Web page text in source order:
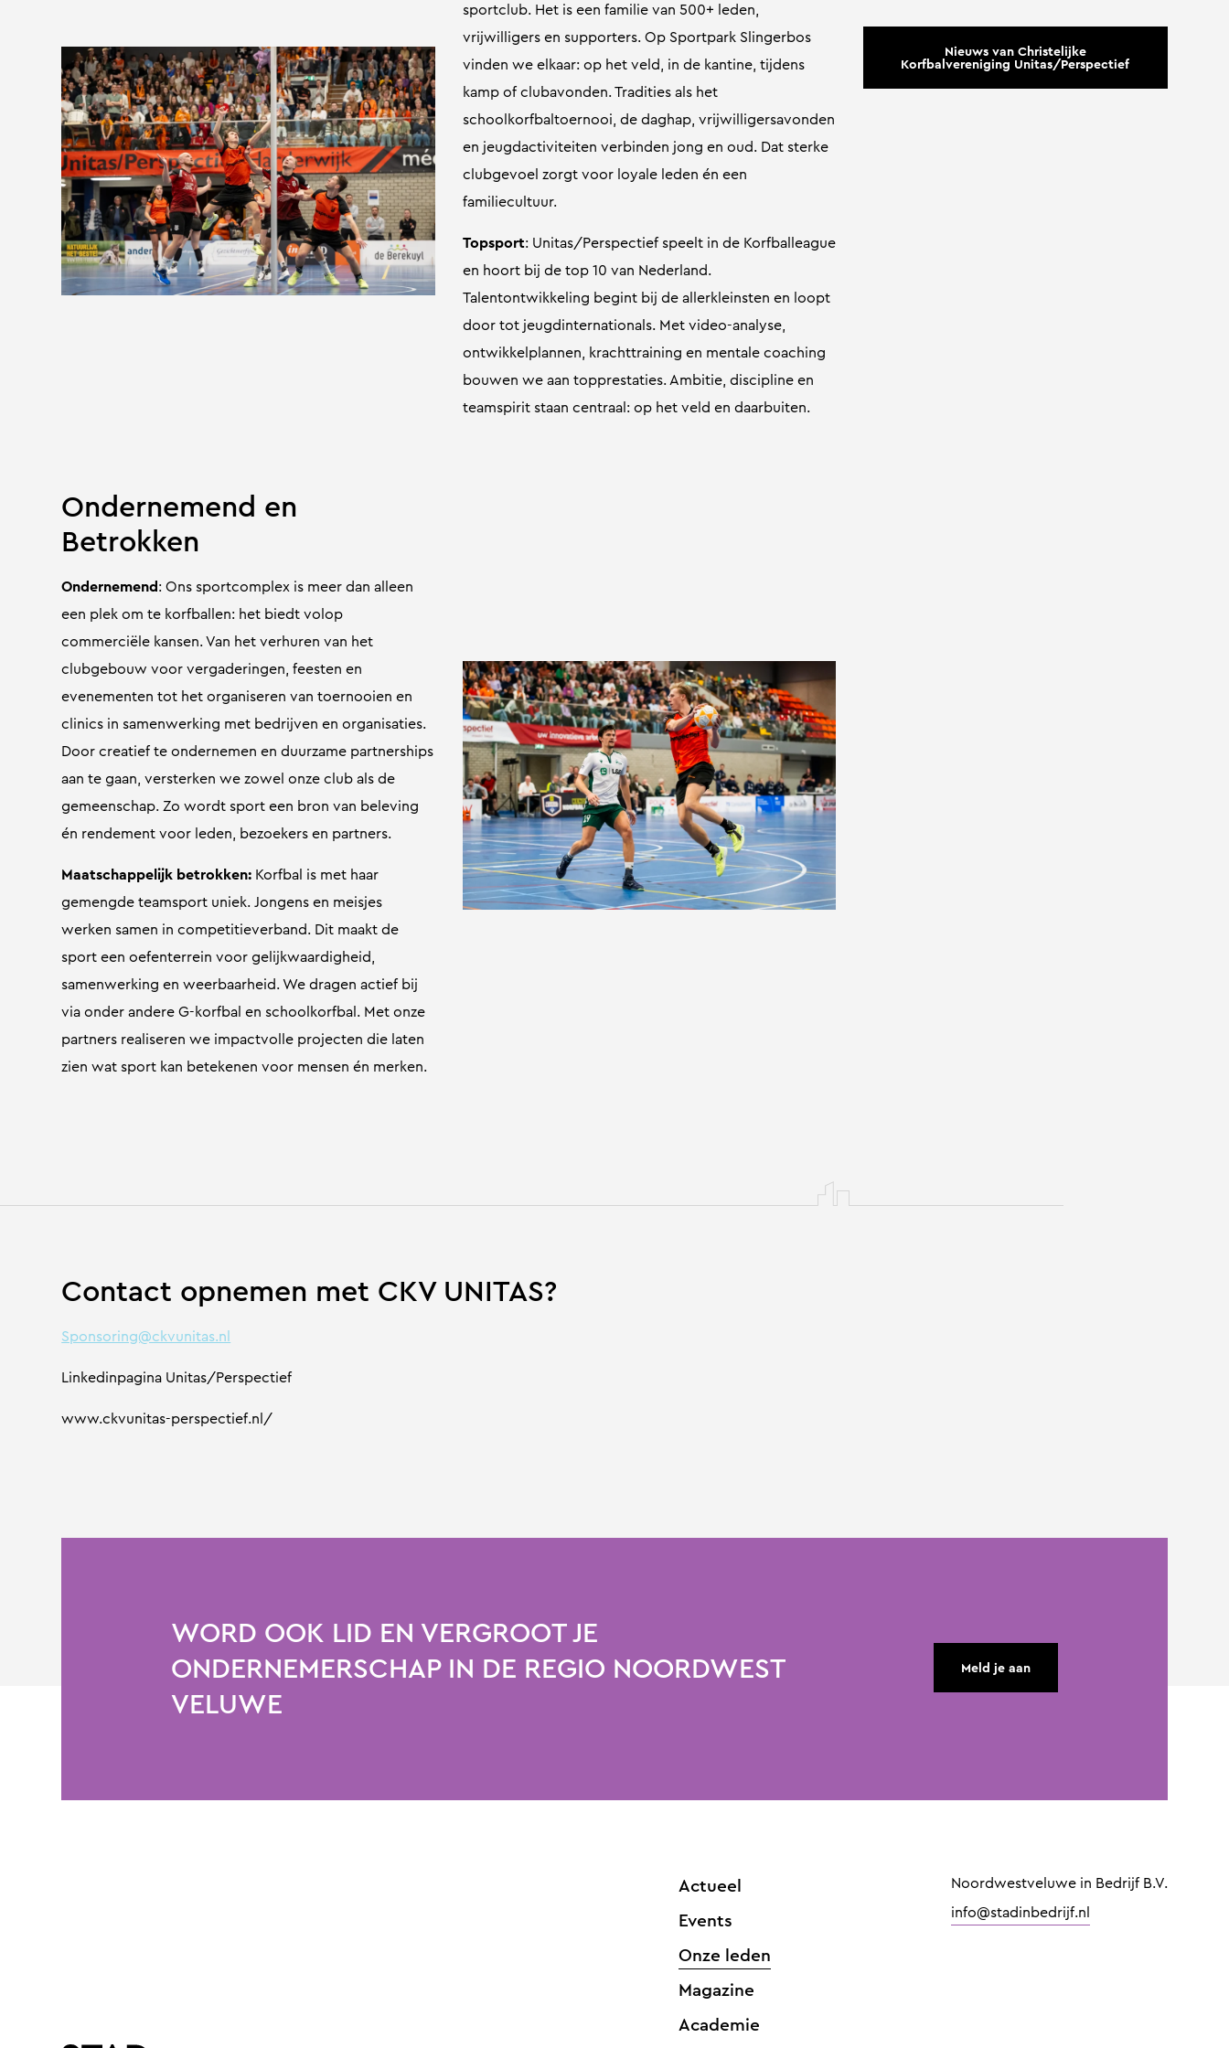
sportclub. Het is een familie van 500+ leden,
vrijwilligers en supporters. Op Sportpark Slingerbos
vinden we elkaar: op het veld, in de kantine, tijdens
kamp of clubavonden. Tradities als het
schoolkorfbaltoernooi, de daghap, vrijwilligersavonden
en jeugdactiviteiten verbinden jong en oud. Dat sterke
clubgevoel zorgt voor loyale leden én een
familiecultuur.
Topsport: Unitas/Perspectief speelt in de Korfballeague
en hoort bij de top 10 van Nederland.
Talentontwikkeling begint bij de allerkleinsten en loopt
door tot jeugdinternationals. Met video-analyse,
ontwikkelplannen, krachttraining en mentale coaching
bouwen we aan topprestaties. Ambitie, discipline en
teamspirit staan centraal: op het veld en daarbuiten.
Ondernemend en
Betrokken
Ondernemend: Ons sportcomplex is meer dan alleen
een plek om te korfballen: het biedt volop
commerciële kansen. Van het verhuren van het
clubgebouw voor vergaderingen, feesten en
evenementen tot het organiseren van toernooien en
clinics in samenwerking met bedrijven en organisaties.
Door creatief te ondernemen en duurzame partnerships
aan te gaan, versterken we zowel onze club als de
gemeenschap. Zo wordt sport een bron van beleving
én rendement voor leden, bezoekers en partners.
Maatschappelijk betrokken: Korfbal is met haar
gemengde teamsport uniek. Jongens en meisjes
werken samen in competitieverband. Dit maakt de
sport een oefenterrein voor gelijkwaardigheid,
samenwerking en weerbaarheid. We dragen actief bij
via onder andere G-korfbal en schoolkorfbal. Met onze
partners realiseren we impactvolle projecten die laten
zien wat sport kan betekenen voor mensen én merken.
Contact opnemen met CKV UNITAS?
Sponsoring@ckvunitas.nl
Linkedinpagina Unitas/Perspectief
www.ckvunitas-perspectief.nl/
Nieuws van Christelijke
Korfbalvereniging Unitas/Perspectief
WORD OOK LID EN VERGROOT JE
ONDERNEMERSCHAP IN DE REGIO NOORDWEST
VELUWE
Meld je aan
Actueel
Events
Onze leden
Magazine
Academie
Noordwestveluwe in Bedrijf B.V.
info@stadinbedrijf.nl